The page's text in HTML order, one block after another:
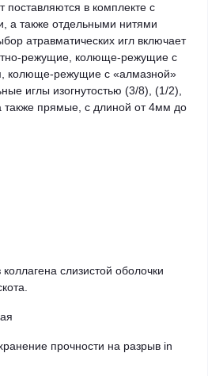
поставляются в комплекте с
а также отдельными нитями
атравматических игл включает
режущие, колюще-режущие с
колюще-режущие с «алмазной»
иглы изогнутостью (3/8), (1/2),
также прямые, с длиной от 4мм до
слизистой оболочки
прочности на разрыв in